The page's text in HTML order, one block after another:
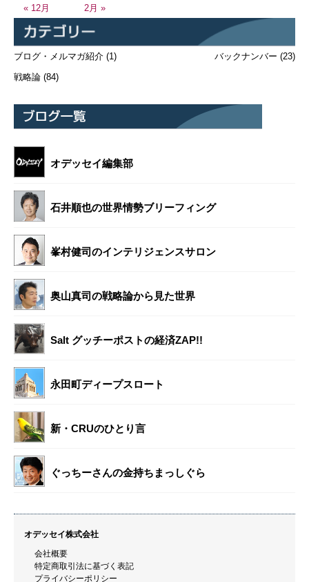
« 12月 2月 »
ブログ・メルマガ紹介 (1)
戦略論 (84)
バックナンバー (23)
オデッセイ編集部
石井順也の世界情勢ブリーフィング
峯村健司のインテリジェンスサロン
奥山真司の戦略論から見た世界
Salt グッチーポストの経済ZAP!!
永田町ディープスロート
新・CRUのひとり言
ぐっちーさんの金持ちまっしぐら
オデッセイ株式会社
会社概要
特定商取引法に基づく表記
プライバシーポリシー